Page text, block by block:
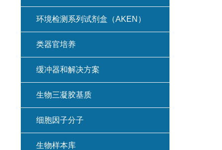
环境检测系列试剂盒（AKEN）
类器官培养
缓冲器和解决方案
生物三凝胶基质
细胞因子分子
生物样本库